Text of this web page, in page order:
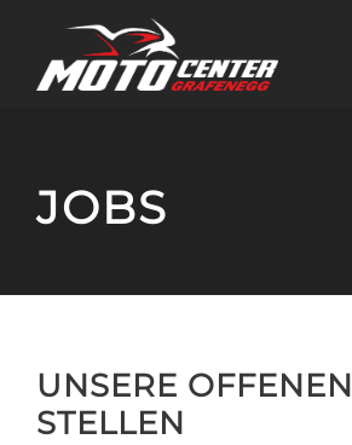
JOBS
UNSERE OFFENEN
STELLEN